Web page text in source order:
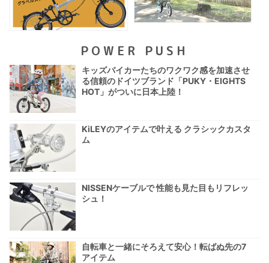
POWER PUSH
キッズバイカーたちのワクワク感を加速させ
る信頼のドイツブランド「PUKY・EIGHTS
HOT」がついに日本上陸！
KiLEYのアイテムで叶える クラシックカスタ
ム
NISSENケーブルで 性能も見た目もリフレッ
シュ！
自転車と一緒にそろえて安心！転ばぬ先の7
アイテム